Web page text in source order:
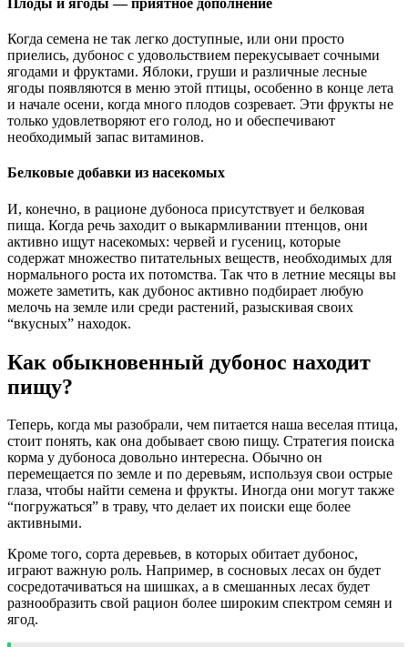
Когда семена не так легко доступные, или они просто
приелись, дубонос с удовольствием перекусывает сочными
ягодами и фруктами. Яблоки, груши и различные лесные
ягоды появляются в меню этой птицы, особенно в конце лета
и начале осени, когда много плодов созревает. Эти фрукты не
только удовлетворяют его голод, но и обеспечивают
необходимый запас витаминов.
Белковые добавки из насекомых
И, конечно, в рационе дубоноса присутствует и белковая
пища. Когда речь заходит о выкармливании птенцов, они
активно ищут насекомых: червей и гусениц, которые
содержат множество питательных веществ, необходимых для
нормального роста их потомства. Так что в летние месяцы вы
можете заметить, как дубонос активно подбирает любую
мелочь на земле или среди растений, разыскивая своих
“вкусных” находок.
Как обыкновенный дубонос находит
пищу?
Теперь, когда мы разобрали, чем питается наша веселая птица,
стоит понять, как она добывает свою пищу. Стратегия поиска
корма у дубоноса довольно интересна. Обычно он
перемещается по земле и по деревьям, используя свои острые
глаза, чтобы найти семена и фрукты. Иногда они могут также
“погружаться” в траву, что делает их поиски еще более
активными.
Кроме того, сорта деревьев, в которых обитает дубонос,
играют важную роль. Например, в сосновых лесах он будет
сосредотачиваться на шишках, а в смешанных лесах будет
разнообразить свой рацион более широким спектром семян и
ягод.